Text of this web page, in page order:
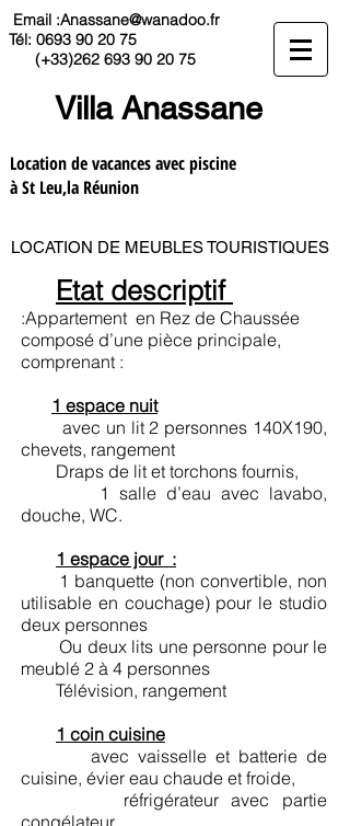
Email :Anassane@wanadoo.fr
Tél: 0693 90 20 75
(+33)262 693 90 20 75
Villa Anassane
Location de vacances avec piscine
à St Leu,la Réunion
LOCATION DE MEUBLES TOURISTIQUES
Etat descriptif
:Appartement en Rez de Chaussée
composé d’une pièce principale,
comprenant :
1 espace nuit
avec un lit 2 personnes 140X190,
chevets, rangement
Draps de lit et torchons fournis,
1 salle d’eau avec lavabo,
douche, WC.
1 espace jour :
1 banquette (non convertible, non
utilisable en couchage) pour le studio
deux personnes
Ou deux lits une personne pour le
meublé 2 à 4 personnes
Télévision, rangement
1 coin cuisine
avec vaisselle et batterie de
cuisine, évier eau chaude et froide,
réfrigérateur avec partie
congélateur, ,